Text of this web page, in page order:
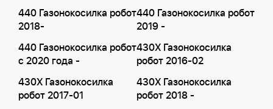
440 Газонокосилка робот
2018-
440 Газонокосилка робот
2019 -
440 Газонокосилка робот
с 2020 года -
430X Газонокосилка
робот 2016-02
430X Газонокосилка
робот 2017-01
430X Газонокосилка
робот 2018 -